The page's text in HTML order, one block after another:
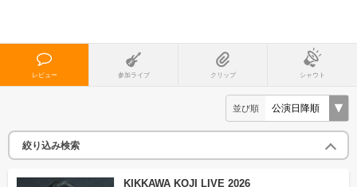
レビュー 参加ライブ クリップ シャウト
並び順
絞り込み検索
KIKKAWA KOJI LIVE 2026